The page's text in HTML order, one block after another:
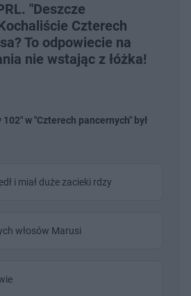
"Deszcze
Czterech
To odpowiecie na
nie wstając z łóżka!
102" w "Czterech pancernych" był
i miał duże zacieki rdzy
włosów Marusi